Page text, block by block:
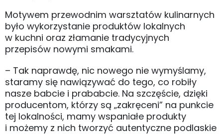
Motywem przewodnim warsztatów kulinarnych
było wykorzystanie produktów lokalnych
w kuchni oraz złamanie tradycyjnych
przepisów nowymi smakami.
– Tak naprawdę, nic nowego nie wymyślamy,
staramy się nawiązywać do tego, co robiły
nasze babcie i prababcie. Na szczęście, dzięki
producentom, którzy są „zakręceni” na punkcie
tej lokalności, mamy wspaniałe produkty
i możemy z nich tworzyć autentyczne podlaskie